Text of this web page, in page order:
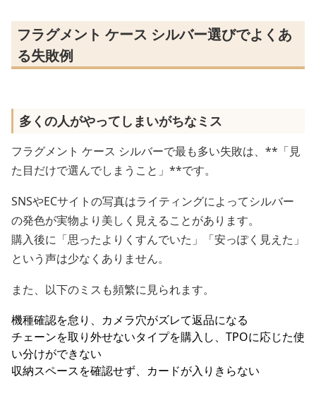
フラグメント ケース シルバー選びでよくあ
る失敗例
多くの人がやってしまいがちなミス
フラグメント ケース シルバーで最も多い失敗は、**「見
た目だけで選んでしまうこと」**です。
SNSやECサイトの写真はライティングによってシルバー
の発色が実物より美しく見えることがあります。
購入後に「思ったよりくすんでいた」「安っぽく見えた」
という声は少なくありません。
また、以下のミスも頻繁に見られます。
機種確認を怠り、カメラ穴がズレて返品になる
チェーンを取り外せないタイプを購入し、TPOに応じた使
い分けができない
収納スペースを確認せず、カードが入りきらない